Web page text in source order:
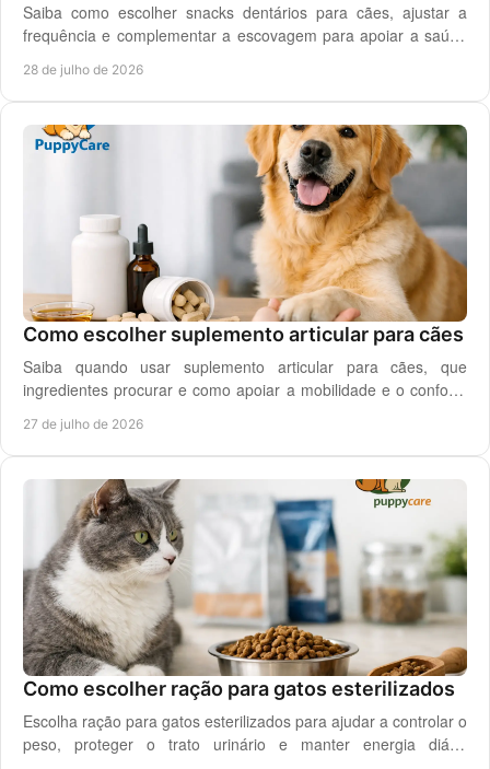
Saiba como escolher snacks dentários para cães, ajustar a
frequência e complementar a escovagem para apoiar a saúde
28 de julho de 2026
Como escolher suplemento articular para cães
Saiba quando usar suplemento articular para cães, que
ingredientes procurar e como apoiar a mobilidade e o conforto
27 de julho de 2026
Como escolher ração para gatos esterilizados
Escolha ração para gatos esterilizados para ajudar a controlar o
peso, proteger o trato urinário e manter energia diária